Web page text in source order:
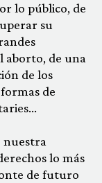
lo público, de
su
aborto, de una
de los
de
nuestra
lo más
de futuro